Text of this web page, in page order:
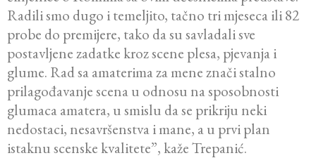
Radili smo dugo i temeljito, tačno tri mjeseca ili 82
probe do premijere, tako da su savladali sve
postavljene zadatke kroz scene plesa, pjevanja i
glume. Rad sa amaterima za mene znači stalno
prilagođavanje scena u odnosu na sposobnosti
glumaca amatera, u smislu da se prikriju neki
nedostaci, nesavršenstva i mane, a u prvi plan
istaknu scenske kvalitete”, kaže Trepanić.